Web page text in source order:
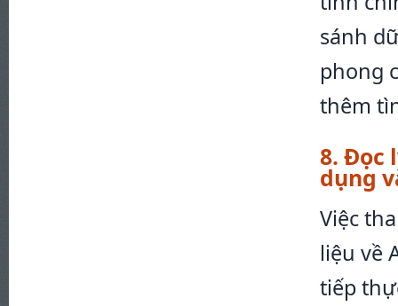
sánh
phong
thêm
8. Đọc
dụng
Việc
liệu về
tiếp